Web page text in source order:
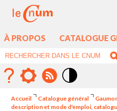
À PROPOS CATALOGUE
élévé
Accueil Catalogue général
description et mode d'emploi,